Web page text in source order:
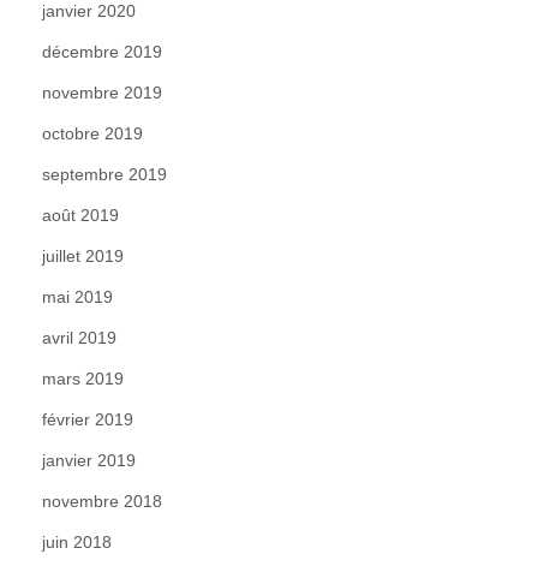
janvier 2020
décembre 2019
novembre 2019
octobre 2019
septembre 2019
août 2019
juillet 2019
mai 2019
avril 2019
mars 2019
février 2019
janvier 2019
novembre 2018
juin 2018